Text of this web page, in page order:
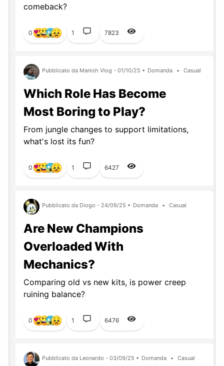
comeback?
0 1 7823
Pubblicato da Manish Vlog - 01/10/25 • Domanda • Casual
Which Role Has Become
Most Boring to Play?
From jungle changes to support limitations,
what's lost its fun?
0 1 6427
Pubblicato da Diogo - 24/09/25 • Domanda • Casual
Are New Champions
Overloaded With
Mechanics?
Comparing old vs new kits, is power creep
ruining balance?
0 1 6476
Pubblicato da Leonardo - 03/09/25 • Domanda • Casual